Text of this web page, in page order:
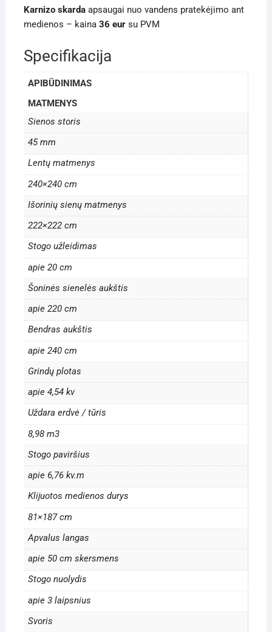
Karnizo skardaapsaugai nuo vandens pratekėjimo ant
medienos – kaina 36 eursu PVM
Specifikacija
APIBŪDINIMAS
MATMENYS
Sienos storis
45 mm
Lentų matmenys
240×240 cm
Išorinių sienų matmenys
222×222 cm
Stogo užleidimas
apie 20 cm
Šoninės sienelės aukštis
apie 220 cm
Bendras aukštis
apie 240 cm
Grindų plotas
apie 4,54 kv
Uždara erdvė / tūris
8,98 m3
Stogo paviršius
apie 6,76 kv.m
Klijuotos medienos durys
81×187 cm
Apvalus langas
apie 50 cm skersmens
Stogo nuolydis
apie 3 laipsnius
Svoris